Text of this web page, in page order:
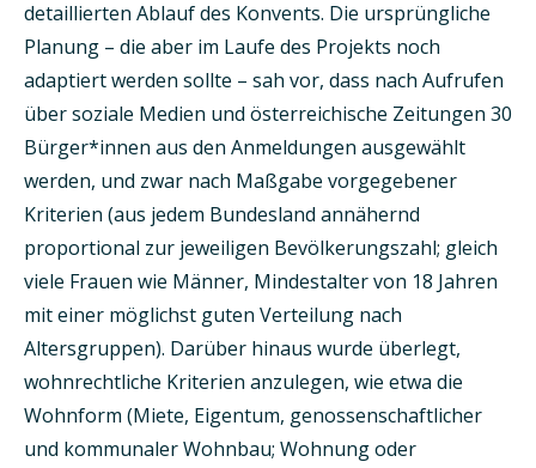
detaillierten Ablauf des Konvents. Die ursprüngliche
Planung – die aber im Laufe des Projekts noch
adaptiert werden sollte – sah vor, dass nach Aufrufen
über soziale Medien und österreichische Zeitungen 30
Bürger*innen aus den Anmeldungen ausgewählt
werden, und zwar nach Maßgabe vorgegebener
Kriterien (aus jedem Bundesland annähernd
proportional zur jeweiligen Bevölkerungs­zahl; gleich
viele Frauen wie Männer, Mindestalter von 18 Jahren
mit einer möglichst guten Verteilung nach
Altersgruppen). Darüber hinaus wurde überlegt,
wohnrechtliche Kriterien anzulegen, wie etwa die
Wohnform (Miete, Eigentum, genossenschaftlicher
und kommunaler Wohnbau; Wohnung oder